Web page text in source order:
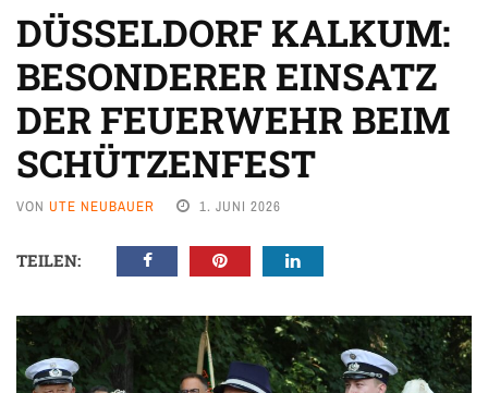
DÜSSELDORF KALKUM:
BESONDERER EINSATZ
DER FEUERWEHR BEIM
SCHÜTZENFEST
VON UTE NEUBAUER 1. JUNI 2026
TEILEN: